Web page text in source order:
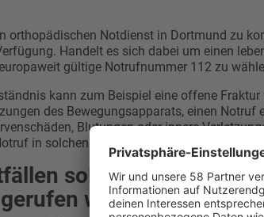
orthopädischen Notdienst in Dortmund zu
Handelt es sich dabei um einen
gültige Notrufnummer 112 zu
kann zum Beispiel eine offene
des Bewegungsapparats, einen Notruf
Blutungen oder innere
in solchen Situationen unabdingbar.
sollte sofort ein
werden